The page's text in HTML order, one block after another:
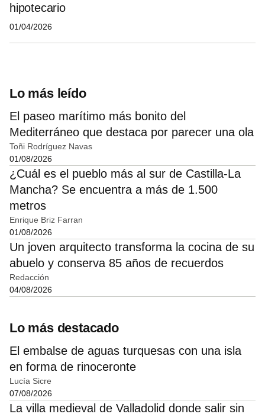
hipotecario
01/04/2026
Lo más leído
El paseo marítimo más bonito del
Mediterráneo que destaca por parecer una ola
Toñi Rodríguez Navas
01/08/2026
¿Cuál es el pueblo más al sur de Castilla-La
Mancha? Se encuentra a más de 1.500
metros
Enrique Briz Farran
01/08/2026
Un joven arquitecto transforma la cocina de su
abuelo y conserva 85 años de recuerdos
Redacción
04/08/2026
Lo más destacado
El embalse de aguas turquesas con una isla
en forma de rinoceronte
Lucía Sicre
07/08/2026
La villa medieval de Valladolid donde salir sin